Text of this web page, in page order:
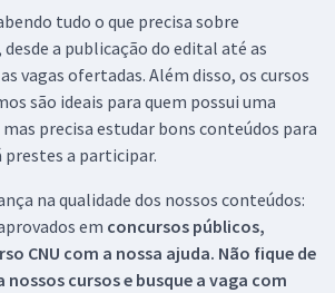
tudo o que precisa sobre
a publicação do edital até as
vagas ofertadas. Além disso, os cursos
são ideais para quem possui uma
precisa estudar bons conteúdos para
prestes a participar.
na qualidade dos nossos conteúdos:
em concursos públicos,
CNU com a nossa ajuda. Não fique de
cursos e busque a vaga com